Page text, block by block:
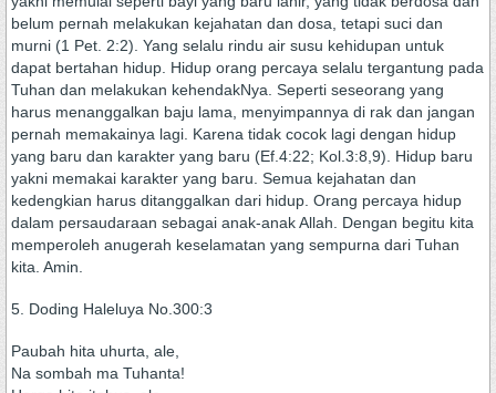
belum pernah melakukan kejahatan dan dosa, tetapi suci dan
murni (1 Pet. 2:2). Yang selalu rindu air susu kehidupan untuk
dapat bertahan hidup. Hidup orang percaya selalu tergantung pada
Tuhan dan melakukan kehendakNya. Seperti seseorang yang
harus menanggalkan baju lama, menyimpannya di rak dan jangan
pernah memakainya lagi. Karena tidak cocok lagi dengan hidup
yang baru dan karakter yang baru (Ef.4:22; Kol.3:8,9). Hidup baru
yakni memakai karakter yang baru. Semua kejahatan dan
kedengkian harus ditanggalkan dari hidup. Orang percaya hidup
dalam persaudaraan sebagai anak-anak Allah. Dengan begitu kita
memperoleh anugerah keselamatan yang sempurna dari Tuhan
kita. Amin.
5. Doding Haleluya No.300:3
Paubah hita uhurta, ale,
Na sombah ma Tuhanta!